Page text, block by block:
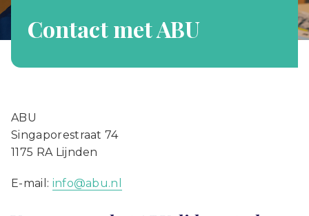
Contact met ABU
ABU
Singaporestraat 74
1175 RA Lijnden
E-mail: info@abu.nl